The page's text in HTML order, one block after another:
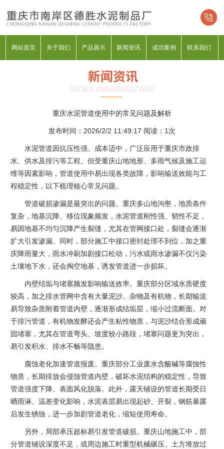
网站首页 关于我们 产品展示 新闻资讯 成功案例 联系我们
重庆水泥管道使用中的常见问题及解析
发布时间：2026/2/2 11:49:17 阅读： 1次
水泥管道因抗压性强、成本适中，广泛应用于重庆市政排
水、供水及排污等工程。但受重庆山地地形、多雨气候及施工运
维等因素影响，管道使用中易出现各类故障，影响输送效能与工
程稳定性，以下梳理核心常见问题。
管道破损渗漏是最突出的问题。重庆多山地沟壑，地质条件
复杂，地基沉降、移位现象频发，水泥管道刚性强、韧性不足，
易因地基不均匀沉降产生裂缝，尤其在管网接口处，裂缝会逐渐
扩大引发渗漏。同时，部分施工中接口密封处理不到位，加之重
庆降雨量大，雨水冲刷加剧接口松动，污水或雨水渗漏不仅污染
土壤地下水，还会掏空地基，诱发管道进一步损坏。
内壁结垢与堵塞频发影响输送效率。重庆部分区域水质硬度
较高，加之排水管网中含有大量泥沙、杂物及有机物，长期输送
易导致杂质附着管道内壁，逐渐形成结垢层，缩小过流断面。对
于排污管道，有机物发酵还会产生粘性物质，与泥沙结合形成顽
固堵塞，尤其在管道弯头、坡度较小路段，堵塞问题更为突出，
易引发积水、排水不畅等隐患。
腐蚀老化加速管道报废。重庆部分工业废水含酸碱等腐蚀性
物质，长期排放会侵蚀管道内壁，破坏水泥结构的稳定性，导致
管道强度下降、表面风化脱落。此外，露天铺设的管道长期受日
晒雨淋、温差变化影响，水泥表层易出现起砂、开裂，钢筋暴露
后发生锈蚀，进一步加剧管道老化，缩短使用寿命。
另外，局部承压超标易引发管道破损。重庆山地施工中，部
分管道铺设深度不足，或周边施工时重型机械碾压、土方堆放过